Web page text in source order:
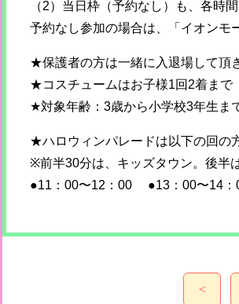
（2）当日枠（予約なし）も、各時
予約なし参加の場合は、「イオン
★保護者の方は一緒に入退場して頂
★コスチュームはお子様1回2着まで
★対象年齢：3歳から小学校3年生ま
★ハロウィンパレードは以下の回の
※前半30分は、キッズタウン。後半
●11：00〜12：00 ●13：00〜14
＜